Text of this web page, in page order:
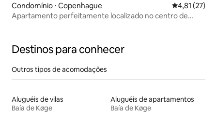
Condomínio ⋅ Copenhague 4,81 de uma
4,81 (27)
Apartamento perfeitamente localizado no centro de
Destinos para conhecer
Outros tipos de acomodações
Aluguéis de vilas
Baía de Køge
Aluguéis de apartamentos
Baía de Køge